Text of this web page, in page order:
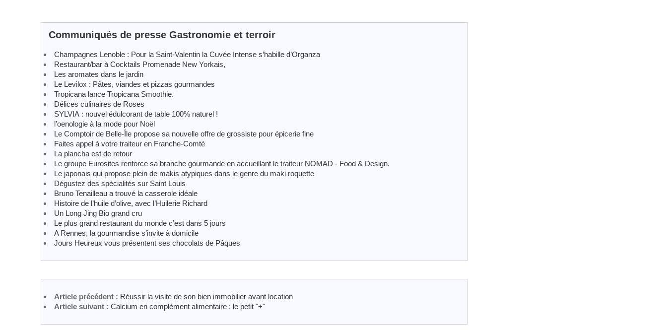
Communiqués de presse Gastronomie et terroir
Champagnes Lenoble : Pour la Saint-Valentin la Cuvée Intense s’habille d’Organza
Restaurant/bar à Cocktails Promenade New Yorkais,
Les aromates dans le jardin
Le Levilox : Pâtes, viandes et pizzas gourmandes
Tropicana lance Tropicana Smoothie.
Délices culinaires de Roses
SYLVIA : nouvel édulcorant de table 100% naturel !
l’oenologie à la mode pour Noël
Le Comptoir de Belle-Île propose sa nouvelle offre de grossiste pour épicerie fine
Faites appel à votre traiteur en Franche-Comté
La plancha est de retour
Le groupe Eurosites renforce sa branche gourmande en accueillant le traiteur NOMAD - Food & Design.
Le japonais qui propose plein de makis atypiques dans le genre du maki roquette
Dégustez des spécialités sur Saint Louis
Bruno Tenailleau a trouvé la casserole idéale
Histoire de l’huile d’olive, avec l’Huilerie Richard
Un Long Jing Bio grand cru
Le plus grand restaurant du monde c’est dans 5 jours
A Rennes, la gourmandise s’invite à domicile
Jours Heureux vous présentent ses chocolats de Pâques
Article précédent : Réussir la visite de son bien immobilier avant location
Article suivant : Calcium en complément alimentaire : le petit "+"